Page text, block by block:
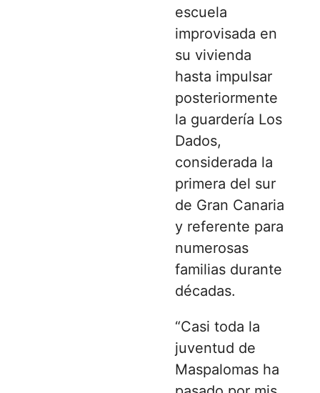
escuela
improvisada en
su vivienda
hasta impulsar
posteriormente
la guardería Los
Dados,
considerada la
primera del sur
de Gran Canaria
y referente para
numerosas
familias durante
décadas.
“Casi toda la
juventud de
Maspalomas ha